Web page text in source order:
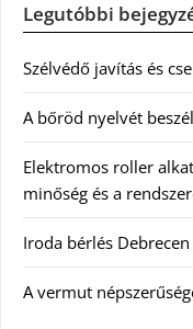
Legutóbbi
Szélvédő javítás és
A bőröd nyelvét
Elektromos roller
minőség és a
Iroda bérlés
A vermut